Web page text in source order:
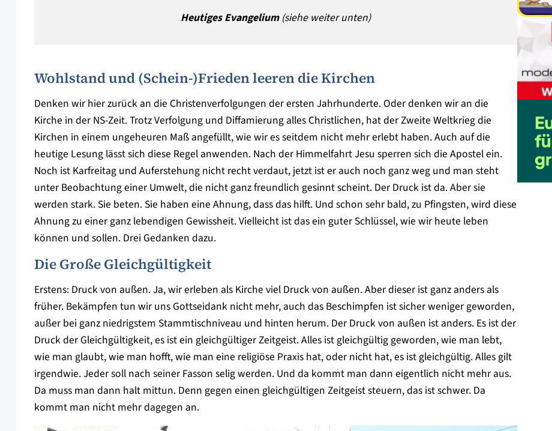
HeutigesEvangelium (siehe weiter unten)
Wohlstand und (Schein-)Frieden leeren die Kirchen
Denken wir hier zurück an die Christenverfolgungen der ersten Jahrhunderte. Oder denken wir an die
Kirche in der NS-Zeit. Trotz Verfolgung und Diffamierung alles Christlichen, hat der Zweite Weltkrieg die
Kirchen in einem ungeheuren Maß angefüllt, wie wir es seitdem nicht mehr erlebt haben. Auch auf die
heutige Lesung lässt sich diese Regel anwenden. Nach der Himmelfahrt Jesu sperren sich die Apostel ein.
Noch ist Karfreitag und Auferstehung nicht recht verdaut, jetzt ist er auch noch ganz weg und man steht
unter Beobachtung einer Umwelt, die nicht ganz freundlich gesinnt scheint. Der Druck ist da. Aber sie
werden stark. Sie beten. Sie haben eine Ahnung, dass das hilft. Und schon sehr bald, zu Pfingsten, wird diese
Ahnung zu einer ganz lebendigen Gewissheit. Vielleicht ist das ein guter Schlüssel, wie wir heute leben
können und sollen. Drei Gedanken dazu.
Die Große Gleichgültigkeit
Erstens: Druck von außen. Ja, wir erleben als Kirche viel Druck von außen. Aber dieser ist ganz anders als
früher. Bekämpfen tun wir uns Gottseidank nicht mehr, auch das Beschimpfen ist sicher weniger geworden,
außer bei ganz niedrigstem Stammtischniveau und hinten herum. Der Druck von außen ist anders. Es ist der
Druck der Gleichgültigkeit, es ist ein gleichgültiger Zeitgeist. Alles ist gleichgültig geworden, wie man lebt,
wie man glaubt, wie man hofft, wie man eine religiöse Praxis hat, oder nicht hat, es ist gleichgültig. Alles gilt
irgendwie. Jeder soll nach seiner Fasson selig werden. Und da kommt man dann eigentlich nicht mehr aus.
Da muss man dann halt mittun. Denn gegen einen gleichgültigen Zeitgeist steuern, das ist schwer. Da
kommt man nicht mehr dagegen an.